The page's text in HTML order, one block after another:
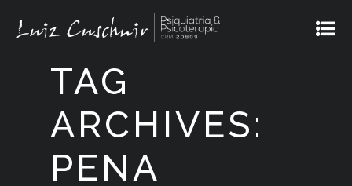
TAG
ARCHIVES:
PENA